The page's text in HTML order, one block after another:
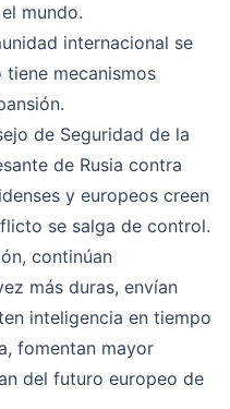
mundo.
internacional se
mecanismos
de Seguridad de la
de Rusia contra
y europeos creen
se salga de control.
continúan
más duras, envían
inteligencia en tiempo
fomentan mayor
del futuro europeo de